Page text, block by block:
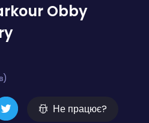
Obby
Не працює?